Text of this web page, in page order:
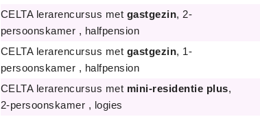
CELTA lerarencursus met gastgezin, 2-
persoonskamer , halfpension
CELTA lerarencursus met gastgezin, 1-
persoonskamer , halfpension
CELTA lerarencursus met mini-residentie plus,
2-persoonskamer , logies